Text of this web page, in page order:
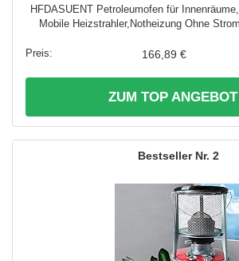
HFDASUENT Petroleumofen für
Mobile Heizstrahler,Notheizung Ohne
166,89 €
ZUM TOP
2